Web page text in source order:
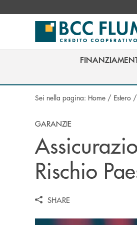
Sei nella pagina: Home / Estero /
GARANZIE
Rischio
SHARE